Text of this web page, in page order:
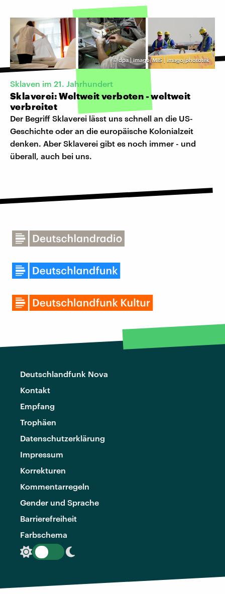
©dpa | imago/MIS | imago/phototek
Sklaven im 21. Jahrhundert
Sklaverei: Weltweit verboten - weltweit
verbreitet
Der Begriff Sklaverei lässt uns schnell an die US-
Geschichte oder an die europäische Kolonialzeit
denken. Aber Sklaverei gibt es noch immer - und
überall, auch bei uns.
Deutschlandfunk Nova
Kontakt
Empfang
Trophäen
Datenschutzerklärung
Impressum
Korrekturen
Kommentarregeln
Gender und Sprache
Barrierefreiheit
Farbschema